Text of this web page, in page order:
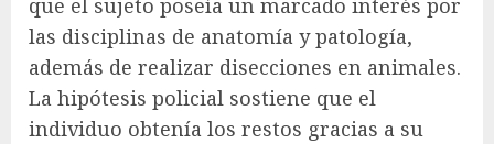
las disciplinas de anatomía y patología,
además de realizar disecciones en animales.
La hipótesis policial sostiene que el
individuo obtenía los restos gracias a su